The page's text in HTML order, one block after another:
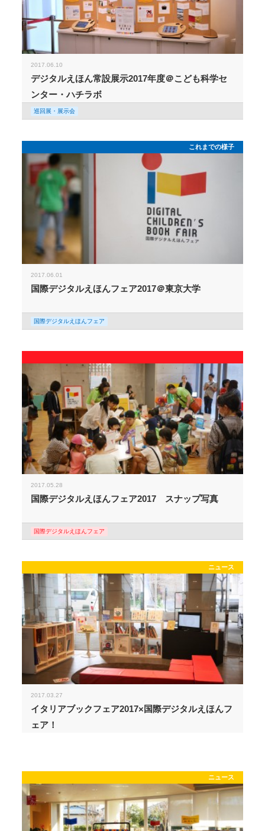
2017.06.10
デジタルえほん常設展示2017年度＠こども科学セ
ンター・ハチラボ
巡回展・展示会
これまでの様子
2017.06.01
国際デジタルえほんフェア2017＠東京大学
国際デジタルえほんフェア
2017.05.28
国際デジタルえほんフェア2017 スナップ写真
国際デジタルえほんフェア
ニュース
2017.03.27
イタリアブックフェア2017×国際デジタルえほんフ
ェア！
ニュース